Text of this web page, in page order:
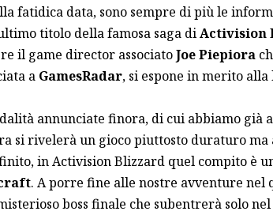
fatidica data, sono sempre di più le
titolo della famosa saga diActivision
il game director associatoJoe Piepiora
a GamesRadar, si espone in merito
annunciate finora, di cui abbiamo già
si rivelerà un gioco piuttosto duraturo ma
in Activision Blizzard quel compito è
. A porre fine alle nostre avventure nel
boss finale che subentrerà solo